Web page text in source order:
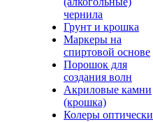
чернила
Грунт и крошка
Маркеры на
спиртовой основе
Порошок для
создания волн
Акриловые камни
(крошка)
Колеры оптически